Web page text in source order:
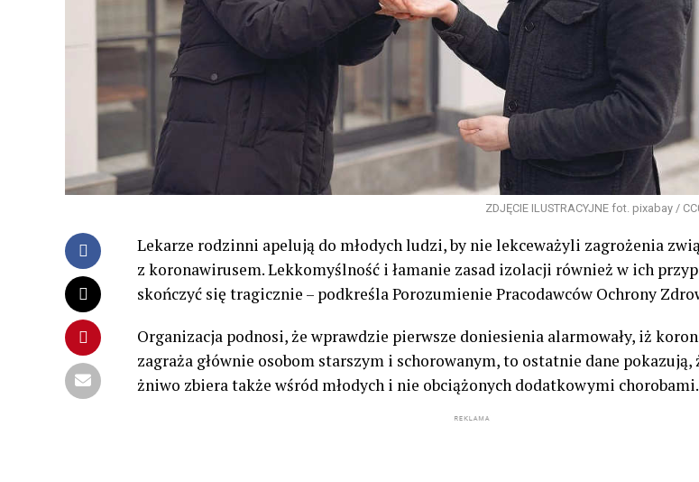
ZDJĘCIE ILUSTRACYJNE fot. pixabay /
Lekarze rodzinni apelują do młodych ludzi, by nie lekceważyli zagrożenia
z koronawirusem. Lekkomyślność i łamanie zasad izolacji również w ich
skończyć się tragicznie – podkreśla Porozumienie Pracodawców Ochrony
Organizacja podnosi, że wprawdzie pierwsze doniesienia alarmowały, iż
zagraża głównie osobom starszym i schorowanym, to ostatnie dane
żniwo zbiera także wśród młodych i nie obciążonych dodatkowymi chorobami.